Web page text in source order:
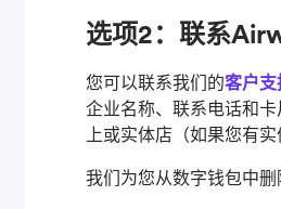
选项2：联系
您可以联系我们的客户
企业名称、联系电话和
上或实体店（如果您有实
我们为您从数字钱包中